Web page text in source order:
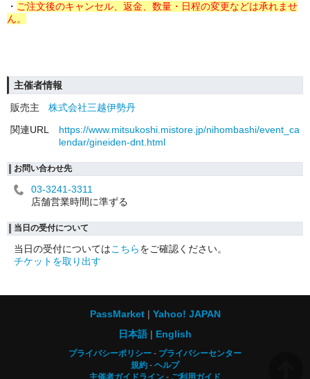
・ ご注文後のキャンセル、返金、数量・日程の変更などは承れませ
ん。
主催者情報
販売主
株式会社三越伊勢丹
関連URL
https://www.mitsukoshi.mistore.jp/nihombashi/event_ca
lendar/gineiden-dnt.html
お問い合わせ先
03-3241-3311
店舗営業時間に準ずる
当日の受付について
当日の受付についてはこちらをご確認ください。
チケットを取り出す
PassMarket
Yahoo! JAPAN
日本語
English
プライバシーポリシー
プライバシーセンター
規約
ヘルプ
主催者ガイドライン
ご利用ガイド